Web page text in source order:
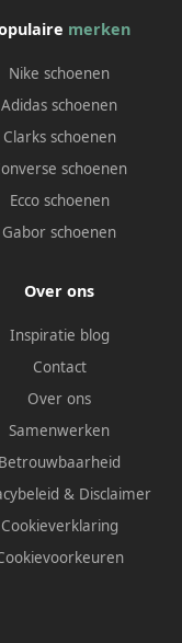
merken
Nike schoenen
Adidas schoenen
Clarks schoenen
schoenen
Ecco schoenen
Gabor schoenen
Over ons
Inspiratie blog
Contact
Over ons
Samenwerken
Betrouwbaarheid
& Disclaimer
Cookieverklaring